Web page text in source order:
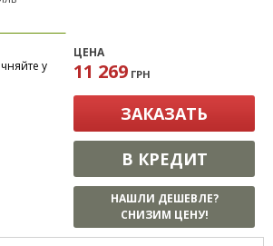
у
ЦЕНА
11 269 ГРН
ЗАКАЗАТЬ
В КРЕДИТ
НАШЛИ ДЕШЕВЛЕ?
СНИЗИМ ЦЕНУ!